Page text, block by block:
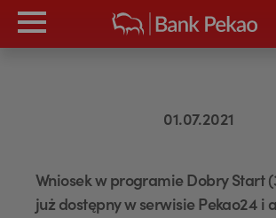
01.07.2021
Wniosek w programie Dobry Start
już dostępny w serwisie Pekao24 i